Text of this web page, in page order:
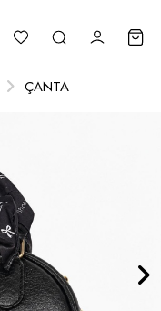
ÇANTA